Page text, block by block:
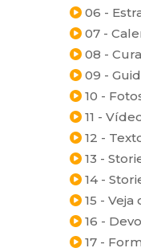
06 -
07 -
08 -
09 -
10 -
11 -
12 -
13 -
14 -
15 -
16 -
17 -